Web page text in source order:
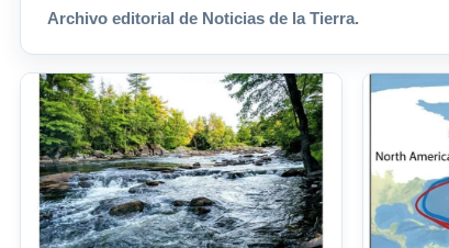
Archivo editorial de Noticias de la Tierra.